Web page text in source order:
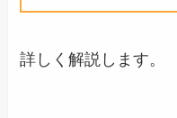
詳しく解説します。